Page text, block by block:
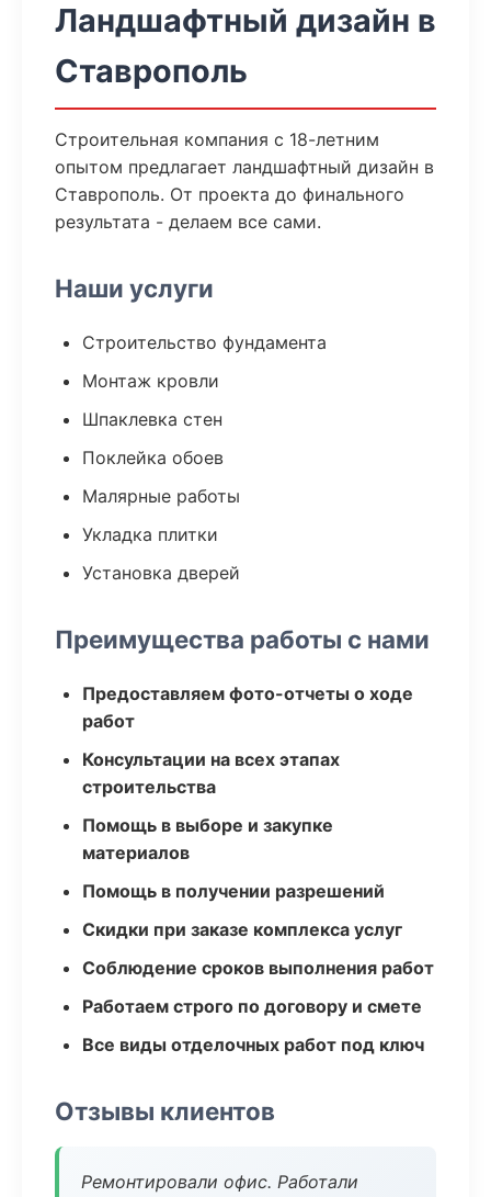
Ландшафтный дизайн в
Ставрополь
Строительная компания с 18-летним
опытом предлагает ландшафтный дизайн в
Ставрополь. От проекта до финального
результата - делаем все сами.
Наши услуги
Строительство фундамента
Монтаж кровли
Шпаклевка стен
Поклейка обоев
Малярные работы
Укладка плитки
Установка дверей
Преимущества работы с нами
Предоставляем фото-отчеты о ходе
работ
Консультации на всех этапах
строительства
Помощь в выборе и закупке
материалов
Помощь в получении разрешений
Скидки при заказе комплекса услуг
Соблюдение сроков выполнения работ
Работаем строго по договору и смете
Все виды отделочных работ под ключ
Отзывы клиентов
Ремонтировали офис. Работали